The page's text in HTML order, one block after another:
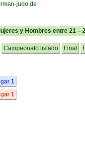
y Hombres entre 21 –
Campeonato listado Final
1
1